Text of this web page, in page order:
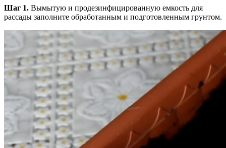
Шаг 1. Вымытую и продезинфицированную емкость для
рассады заполните обработанным и подготовленным грунтом.